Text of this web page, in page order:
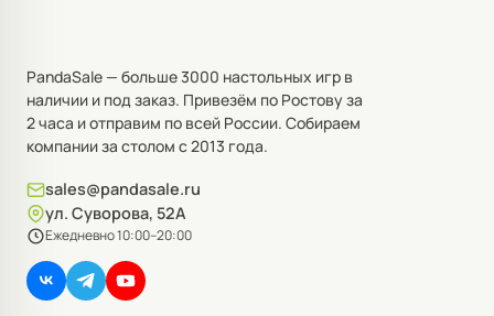
PandaSale — больше 3000 настольных игр в
наличии и под заказ. Привезём по Ростову за
2 часа и отправим по всей России. Собираем
компании за столом с 2013 года.
sales@pandasale.ru
ул. Суворова, 52А
Ежедневно 10:00–20:00